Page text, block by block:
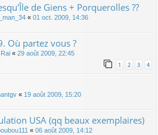
de Giens + Porquerolles ??
« 01 oct. 2009, 14:36
Où partez vous ?
« 29 août 2009, 22:45
1 2 3 4
« 19 août 2009, 15:20
USA (qq beaux exemplaires)
« 06 août 2009, 14:12